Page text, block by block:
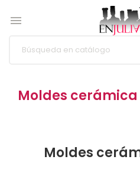

Moldes
Moldes